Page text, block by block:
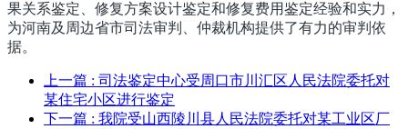
果关系鉴定、修复方案设计鉴定和修复费用鉴定经验和实力，
为河南及周边省市司法审判、仲裁机构提供了有力的审判依
据。
上一篇 : 司法鉴定中心受周口市川汇区人民法院委托对
某住宅小区进行鉴定
下一篇 : 我院受山西陵川县人民法院委托对某工业区厂